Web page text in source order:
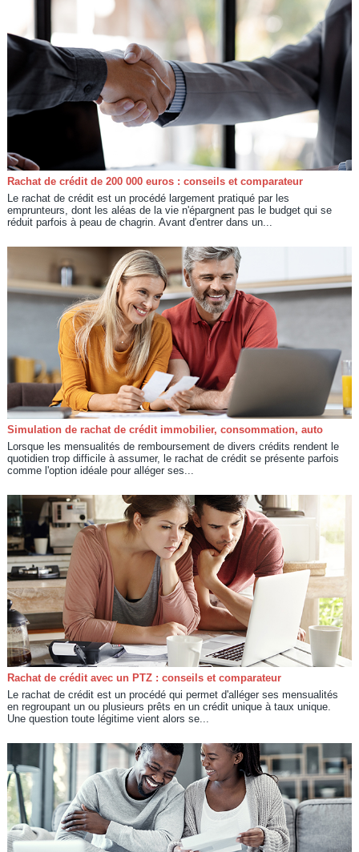
Rachat de crédit de 200 000 euros : conseils et comparateur
Le rachat de crédit est un procédé largement pratiqué par les
emprunteurs, dont les aléas de la vie n'épargnent pas le budget qui se
réduit parfois à peau de chagrin. Avant d'entrer dans un...
Simulation de rachat de crédit immobilier, consommation, auto
Lorsque les mensualités de remboursement de divers crédits rendent le
quotidien trop difficile à assumer, le rachat de crédit se présente parfois
comme l'option idéale pour alléger ses...
Rachat de crédit avec un PTZ : conseils et comparateur
Le rachat de crédit est un procédé qui permet d'alléger ses mensualités
en regroupant un ou plusieurs prêts en un crédit unique à taux unique.
Une question toute légitime vient alors se...